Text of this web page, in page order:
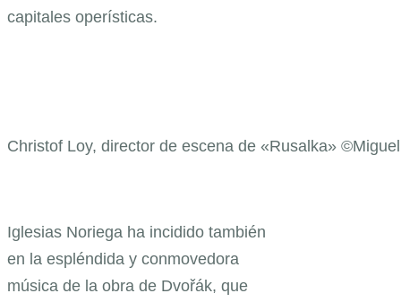
capitales operísticas.
Christof Loy, director de escena de «Rusalka»
Iglesias Noriega ha incidido también
en la espléndida y conmovedora
música de la obra de Dvořák, que